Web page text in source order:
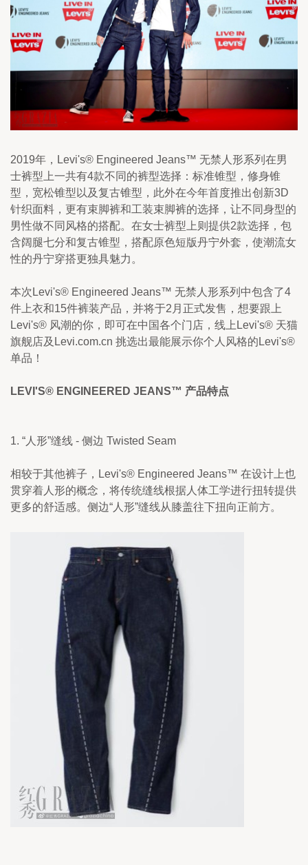
2019年，Levi's® Engineered Jeans™ 无禁人形系列在男
士裤型上一共有4款不同的裤型选择：标准锥型，修身锥
型，宽松锥型以及复古锥型，此外在今年首度推出创新3D
针织面料，更有束脚裤和工装束脚裤的选择，让不同身型的
男性做不同风格的搭配。在女士裤型上则提供2款选择，包
含阔腿七分和复古锥型，搭配原色短版丹宁外套，使潮流女
性的丹宁穿搭更独具魅力。
本次Levi's® Engineered Jeans™ 无禁人形系列中包含了4
件上衣和15件裤装产品，并将于2月正式发售，想要跟上
Levi's® 风潮的你，即可在中国各个门店，线上Levi's® 天猫
旗舰店及Levi.com.cn 挑选出最能展示你个人风格的Levi's®
单品！
LEVI'S® ENGINEERED JEANS™ 产品特点
1. “人形”缝线 - 侧边 Twisted Seam
相较于其他裤子，Levi's® Engineered Jeans™ 在设计上也
贯穿着人形的概念，将传统缝线根据人体工学进行扭转提供
更多的舒适感。侧边“人形”缝线从膝盖往下扭向正前方。